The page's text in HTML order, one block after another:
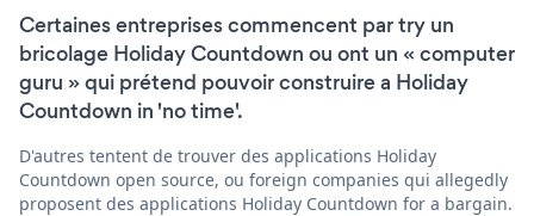
Certaines entreprises commencent par try un
bricolage Holiday Countdown ou ont un « computer
guru » qui prétend pouvoir construire a Holiday
Countdown in 'no time'.
D'autres tentent de trouver des applications Holiday
Countdown open source, ou foreign companies qui allegedly
proposent des applications Holiday Countdown for a bargain.